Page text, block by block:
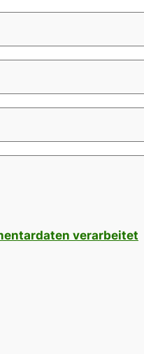
verarbeitet